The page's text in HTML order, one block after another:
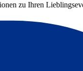
zu Ihren